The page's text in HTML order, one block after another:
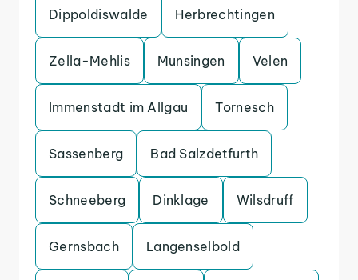
Dippoldiswalde Herbrechtingen
Zella-Mehlis Munsingen Velen
Immenstadt im Allgau Tornesch
Sassenberg Bad Salzdetfurth
Schneeberg Dinklage Wilsdruff
Gernsbach Langenselbold